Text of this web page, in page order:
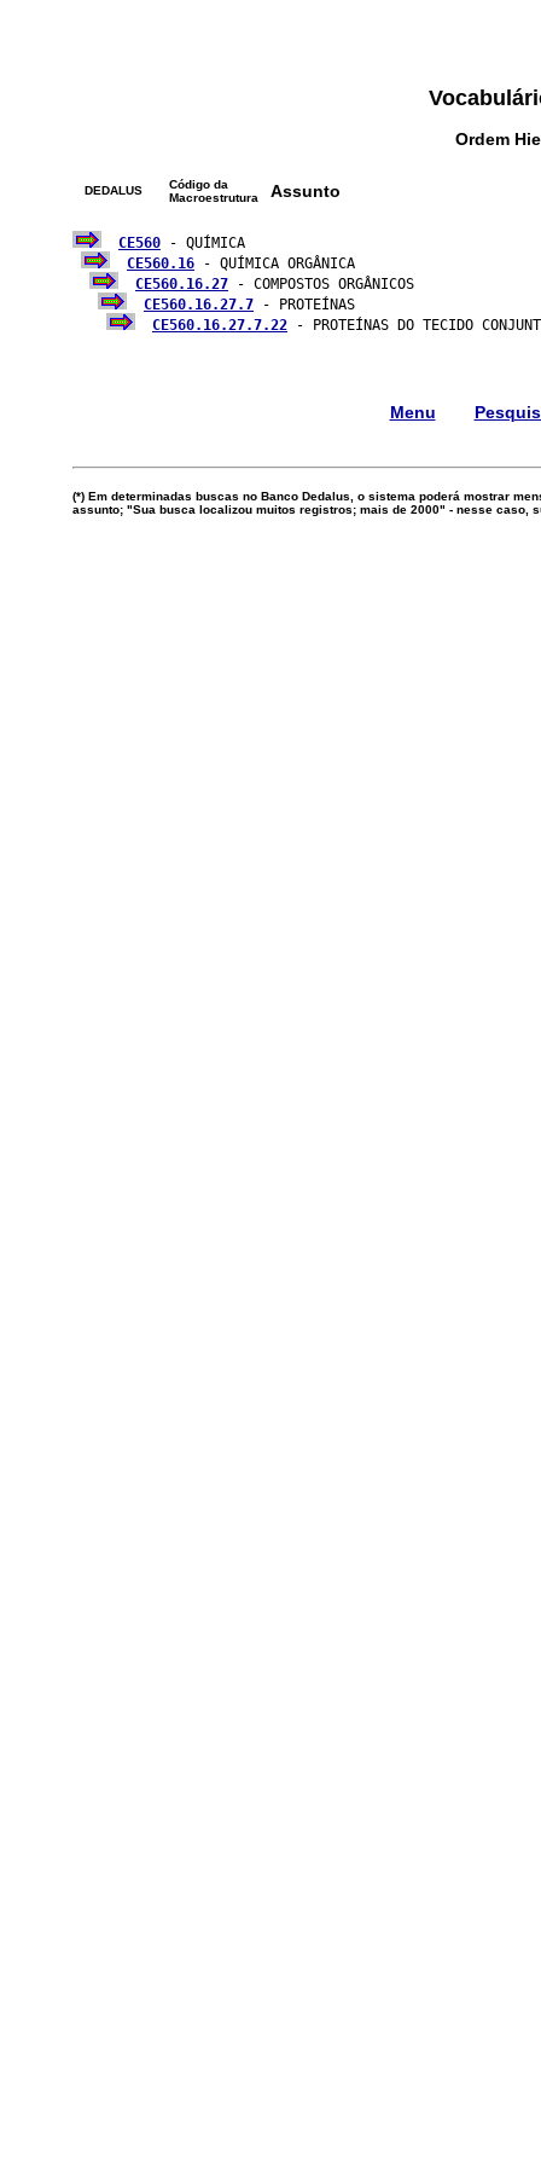
Ordem
DEDALUS
Código da
Macroestrutura
Assunto
CE560 - QUÍMICA
CE560.16 - QUÍMICA ORGÂNICA
CE560.16.27 - COMPOSTOS ORGÂNICOS
CE560.16.27.7 - PROTEÍNAS
CE560.16.27.7.22 - PROTEÍNAS DO TECIDO
Menu
(*) Em determinadas buscas no Banco Dedalus, o sistema poderá mostrar
assunto; "Sua busca localizou muitos registros; mais de 2000" - nesse caso,